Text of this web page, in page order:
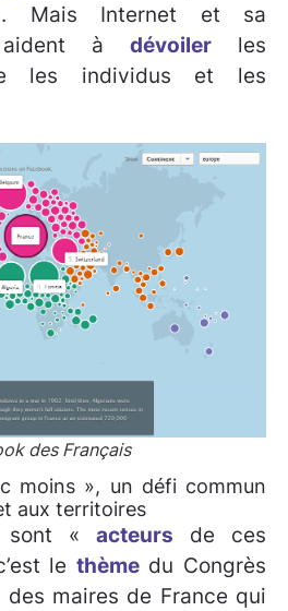
Mais Internet et sa
aident à dévoiler les
les individus et les
des Français
moins », un défi commun
aux territoires
sont « acteurs de ces
le thèmedu Congrès
des maires de France qui